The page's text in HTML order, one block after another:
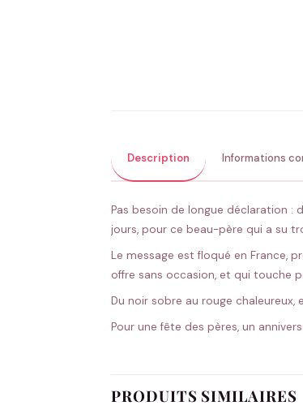
Description Informations
Pas besoin de longue déclaration :
jours, pour ce beau-père qui a su
Le message est floqué en France,
offre sans occasion, et qui touche
Du noir sobre au rouge chaleureux,
Pour une fête des pères, un
PRODUITS SIMILAIRES